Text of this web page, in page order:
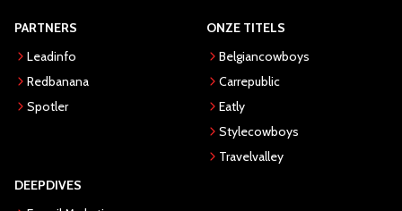
PARTNERS
Leadinfo
Redbanana
Spotler
ONZE TITELS
Belgiancowboys
Carrepublic
Eatly
Stylecowboys
Travelvalley
DEEPDIVES